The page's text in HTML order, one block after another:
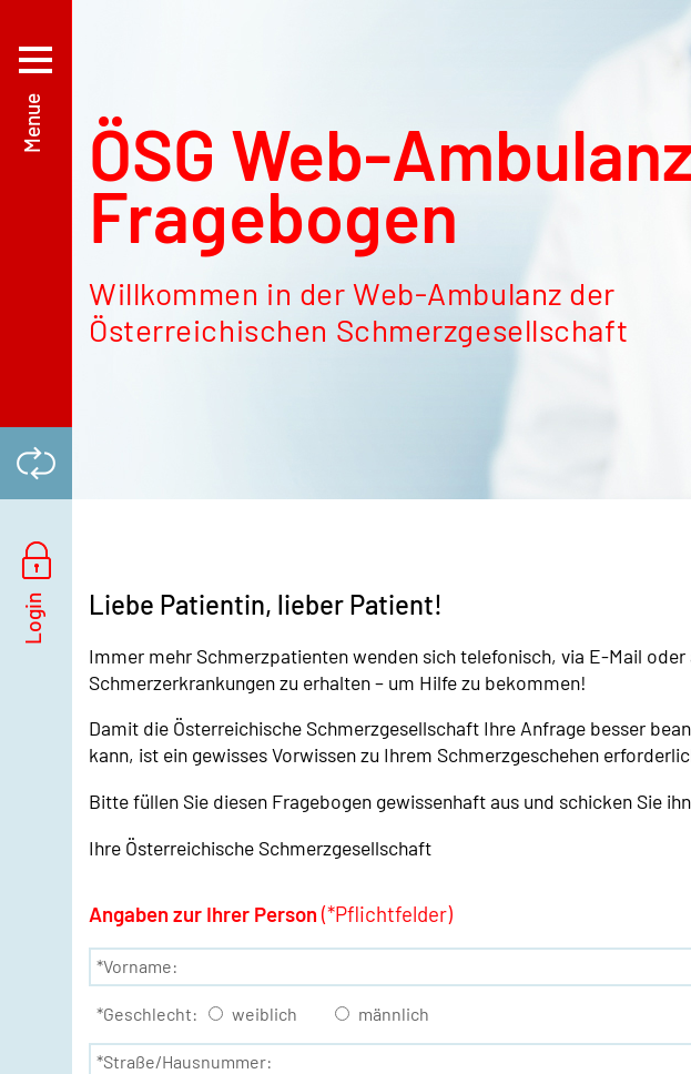
ÖSG Web-Ambulanz
Fragebogen
Willkommen in der Web-Ambulanz der
Österreichischen Schmerzgesellschaft
Liebe Patientin, lieber Patient!
Immer mehr Schmerzpatienten wenden sich telefonisch, via E-Mail
Schmerzerkrankungen zu erhalten – um Hilfe zu bekommen!
Damit die Österreichische Schmerzgesellschaft Ihre Anfrage besser
kann, ist ein gewisses Vorwissen zu Ihrem Schmerzgeschehen
Bitte füllen Sie diesen Fragebogen gewissenhaft aus und schicken Sie
Ihre Österreichische Schmerzgesellschaft
Angaben zur Ihrer Person (*Pflichtfelder)
*Vorname:
*Geschlecht: weiblich männlich
*Straße/Hausnummer: